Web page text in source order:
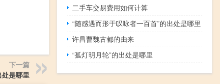
下一篇
处是哪里
二手车交易费用如何计算
“随感遇而形于叹咏者一百首”的出处是哪里
许昌曹魏古都的由来
“孤灯明月轮”的出处是哪里